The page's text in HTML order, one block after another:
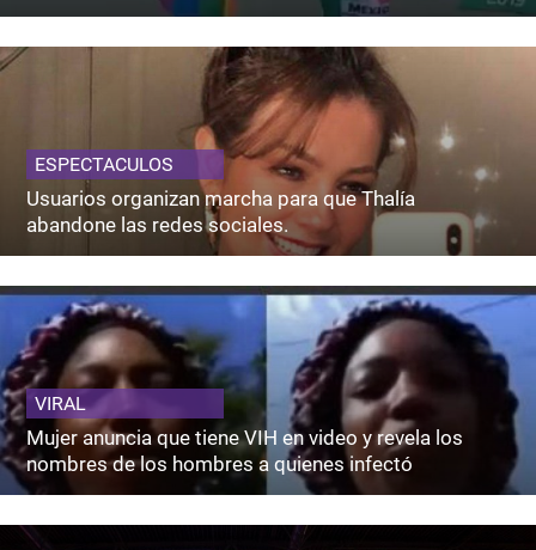
ESPECTACULOS
Usuarios organizan marcha para que Thalía
abandone las redes sociales.
VIRAL
Mujer anuncia que tiene VIH en video y revela los
nombres de los hombres a quienes infectó